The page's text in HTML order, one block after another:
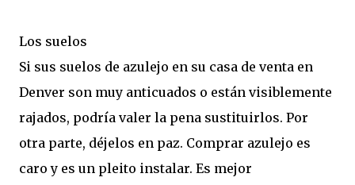
Los suelos
Si sus suelos de azulejo en su casa de venta en
Denver son muy anticuados o están visiblemente
rajados, podría valer la pena sustituirlos. Por
otra parte, déjelos en paz. Comprar azulejo es
caro y es un pleito instalar. Es mejor